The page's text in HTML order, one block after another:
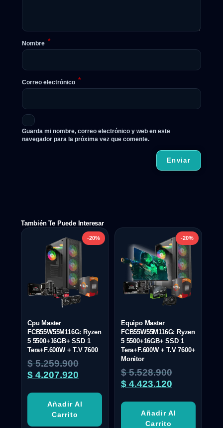
Nombre *
Correo electrónico *
Guarda mi nombre, correo electrónico y web en este
navegador para la próxima vez que comente.
También Te Puede Interesar
-20%
Cpu Master
FCB55W55M116G: Ryzen
5 5500+16GB+ SSD 1
Tera+F.600W + T.V 7600
$5.259.900
$ 4.207.920
Añadir Al
Carrito
-20%
Equipo Master
FCB55W55M116G: Ryzen
5 5500+16GB+ SSD 1
Tera+F.600W + T.V 7600+
Monitor
$5.528.900
$ 4.423.120
Añadir Al
Carrito